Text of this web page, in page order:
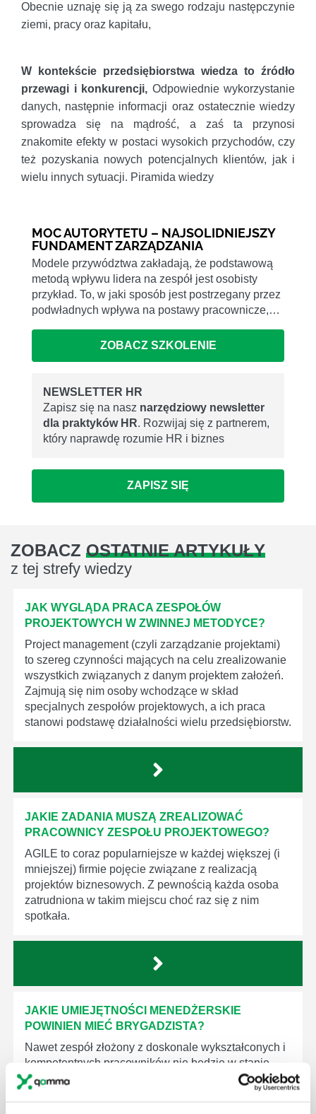
Obecnie uznaję się ją za swego rodzaju następczynie
ziemi, pracy oraz kapitału,
W kontekście przedsiębiorstwa wiedza to źródło
przewagi i konkurencji, Odpowiednie wykorzystanie
danych, następnie informacji oraz ostatecznie wiedzy
sprowadza się na mądrość, a zaś ta przynosi
znakomite efekty w postaci wysokich przychodów, czy
też pozyskania nowych potencjalnych klientów, jak i
wielu innych sytuacji. Piramida wiedzy
MOC AUTORYTETU – NAJSOLIDNIEJSZY
FUNDAMENT ZARZĄDZANIA
Modele przywództwa zakładają, że podstawową
metodą wpływu lidera na zespół jest osobisty
przykład. To, w jaki sposób jest postrzegany przez
podwładnych wpływa na postawy pracownicze,…
ZOBACZ SZKOLENIE
NEWSLETTER HR
Zapisz się na nasz narzędziowy newsletter
dla praktyków HR. Rozwijaj się z partnerem,
który naprawdę rozumie HR i biznes
ZAPISZ SIĘ
ZOBACZ OSTATNIE ARTYKUŁY
z tej strefy wiedzy
JAK WYGLĄDA PRACA ZESPOŁÓW
PROJEKTOWYCH W ZWINNEJ METODYCE?
Project management (czyli zarządzanie projektami)
to szereg czynności mających na celu zrealizowanie
wszystkich związanych z danym projektem założeń.
Zajmują się nim osoby wchodzące w skład
specjalnych zespołów projektowych, a ich praca
stanowi podstawę działalności wielu przedsiębiorstw.
JAKIE ZADANIA MUSZĄ ZREALIZOWAĆ
PRACOWNICY ZESPOŁU PROJEKTOWEGO?
AGILE to coraz popularniejsze w każdej większej (i
mniejszej) firmie pojęcie związane z realizacją
projektów biznesowych. Z pewnością każda osoba
zatrudniona w takim miejscu choć raz się z nim
spotkała.
JAKIE UMIEJĘTNOŚCI MENEDŻERSKIE
POWINIEN MIEĆ BRYGADZISTA?
Nawet zespół złożony z doskonale wykształconych i
kompetentnych pracowników nie będzie w stanie
sprawnie realizować swoich zadań, jeśli zabraknie w
nim odpowiedniego kierownictwa. Zawsze